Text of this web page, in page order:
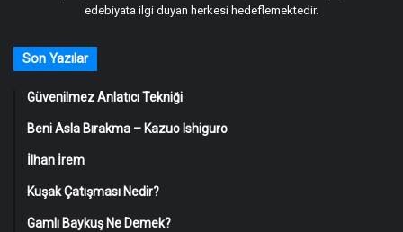
edebiyata ilgi duyan herkesi hedeflemektedir.
Son Yazılar
Güvenilmez Anlatıcı Tekniği
Beni Asla Bırakma – Kazuo Ishiguro
İlhan İrem
Kuşak Çatışması Nedir?
Gamlı Baykuş Ne Demek?